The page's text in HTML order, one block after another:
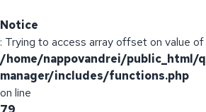
Notice
: Trying to access array offset on value of
/home/nappovandrei/public_html/
manager/includes/functions.php
on line